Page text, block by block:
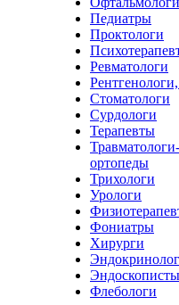
Педиатры
Проктологи
Ревматологи
Стоматологи
Сурдологи
Терапевты
Травматологи-
ортопеды
Трихологи
Урологи
Фониатры
Хирурги
Эндоскописты
Флебологи